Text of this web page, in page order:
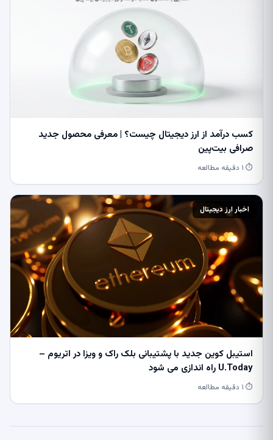
کسب درآمد از ارز دیجیتال چیست؟ | معرفی محصول جدید
صرافی بیت‌پین
⏱ ۱ دقیقه مطالعه
اخبار ارز دیجیتال
استیبل کوین جدید با پشتیبانی بلک راک و ویزا در اتریوم –
U.Today راه اندازی می شود
⏱ ۱ دقیقه مطالعه